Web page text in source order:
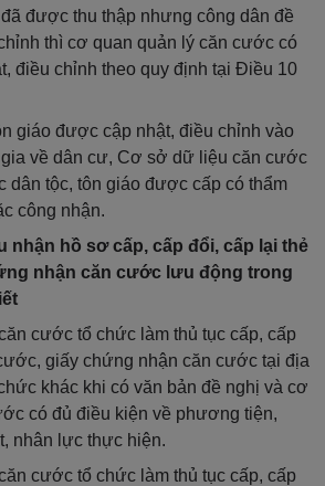
được thu thập nhưng công dân đề
thì cơ quan quản lý căn cước có
điều chỉnh theo quy định tại Điều 10
giáo được cập nhật, điều chỉnh vào
về dân cư, Cơ sở dữ liệu căn cước
dân tộc, tôn giáo được cấp có thẩm
công nhận.
nhận hồ sơ cấp, cấp đổi, cấp lại thẻ
nhận căn cước lưu động trong
cước tổ chức làm thủ tục cấp, cấp
giấy chứng nhận căn cước tại địa
khác khi có văn bản đề nghị và cơ
có đủ điều kiện về phương tiện,
nhân lực thực hiện.
cước tổ chức làm thủ tục cấp, cấp